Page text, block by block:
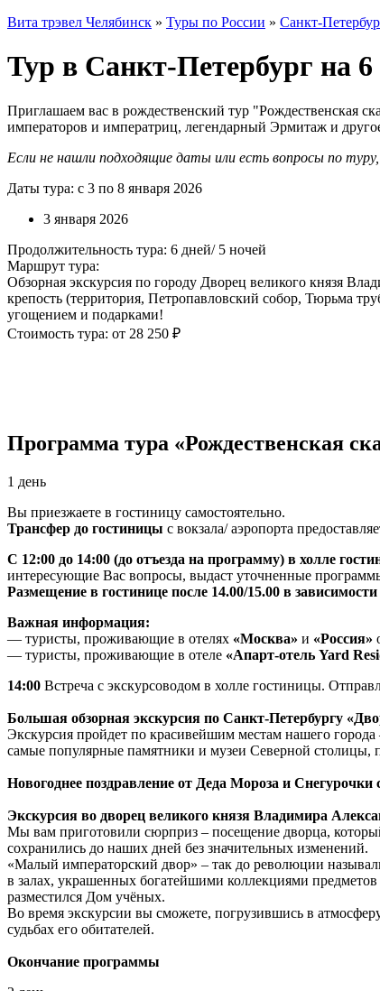
Вита трэвел Челябинск » Туры по России » Санкт-
Тур в Санкт-Петербург на
Приглашаем вас в рождественский тур "Рождественская
императоров и императриц, легендарный Эрмитаж и
Если не нашли подходящие даты или есть вопросы по
Даты тура: с 3 по 8 января 2026
3 января 2026
Продолжительность тура: 6 дней/ 5 ночей
Маршрут тура:
Обзорная экскурсия по городу Дворец великого князя
крепость (территория, Петропавловский собор, Тюрьма
угощением и подарками!
Стоимость тура: от 28 250 ₽
Программа тура «Рождественская
1 день
Вы приезжаете в гостиницу самостоятельно.
Трансфер до гостиницы с вокзала/ аэропорта
С 12:00 до 14:00 (до отъезда на программу) в холле
интересующие Вас вопросы, выдаст уточненные
Размещение в гостинице после 14.00/15.00 в зависимости
Важная информация:
— туристы, проживающие в отелях «Москва» и «Россия»
— туристы, проживающие в отеле «Апарт-отель Yard
14:00 Встреча с экскурсоводом в холле гостиницы.
Большая обзорная экскурсия по Санкт-Петербургу
Экскурсия пройдет по красивейшим местам нашего
самые популярные памятники и музеи Северной столицы,
Новогоднее поздравление от Деда Мороза и
Экскурсия во дворец великого князя Владимира
Мы вам приготовили сюрприз – посещение дворца,
сохранились до наших дней без значительных изменений.
«Малый императорский двор» – так до революции
в залах, украшенных богатейшими коллекциями
разместился Дом учёных.
Во время экскурсии вы сможете, погрузившись в
судьбах его обитателей.
Окончание программы